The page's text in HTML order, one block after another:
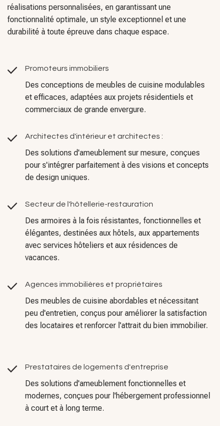
réalisations personnalisées, en garantissant une
fonctionnalité optimale, un style exceptionnel et une
durabilité à toute épreuve dans chaque espace.
Promoteurs immobiliers
Des conceptions de meubles de cuisine modulables
et efficaces, adaptées aux projets résidentiels et
commerciaux de grande envergure.
Architectes d'intérieur et architectes :
Des solutions d'ameublement sur mesure, conçues
pour s'intégrer parfaitement à des visions et concepts
de design uniques.
Secteur de l'hôtellerie-restauration
Des armoires à la fois résistantes, fonctionnelles et
élégantes, destinées aux hôtels, aux appartements
avec services hôteliers et aux résidences de
vacances.
Agences immobilières et propriétaires
Des meubles de cuisine abordables et nécessitant
peu d'entretien, conçus pour améliorer la satisfaction
des locataires et renforcer l'attrait du bien immobilier.
Prestataires de logements d'entreprise
Des solutions d'ameublement fonctionnelles et
modernes, conçues pour l'hébergement professionnel
à court et à long terme.